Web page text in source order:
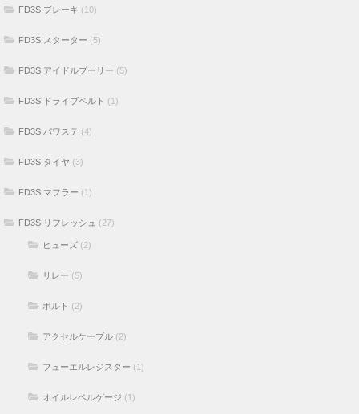
FD3S ブレーキ (10)
FD3S スターター (5)
FD3S アイドルプーリー (5)
FD3S ドライブベルト (1)
FD3S パワステ (4)
FD3S タイヤ (3)
FD3S マフラー (1)
FD3S リフレッシュ (27)
ヒューズ (2)
リレー (5)
ボルト (2)
アクセルケーブル (2)
フューエルレジスター (1)
オイルレベルゲージ (1)